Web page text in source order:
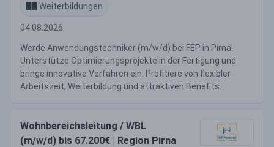
Weiterbildungen
04.08.2026
Werde Anwendungstechniker (m/w/d) bei FEP in Pirna!
Unterstütze Optimierungsprojekte in der Fertigung und
bringe innovative Verfahren ein. Profitiere von flexibler
Arbeitszeit, Weiterbildung und attraktiven Benefits.
Wohnbereichsleitung / WBL
(m/w/d) bis 67.200€ | Region Pirna